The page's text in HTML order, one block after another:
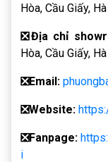
Hòa, Cầu Giấy,
❎Địa chỉ
Hòa, Cầu Giấy,
❎Email:
❎Website:
❎Fanpage:
i